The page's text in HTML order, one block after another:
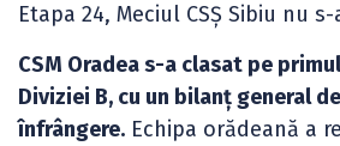
Etapa 24, Meciul CSȘ Sibiu nu
CSM Oradea s-a clasat pe
Diviziei B, cu un bilanț general
înfrângere. Echipa orădeană a